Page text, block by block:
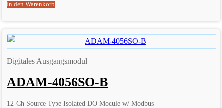
In den Warenkorb
Digitales Ausgangsmodul
ADAM-4056SO-B
12-Ch Source Type Isolated DO Module w/ Modbus